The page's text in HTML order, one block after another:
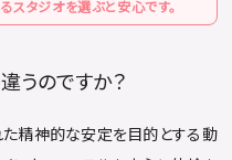
スタジオを選ぶと安心です。
うのですか？
精神的な安定を目的とする動